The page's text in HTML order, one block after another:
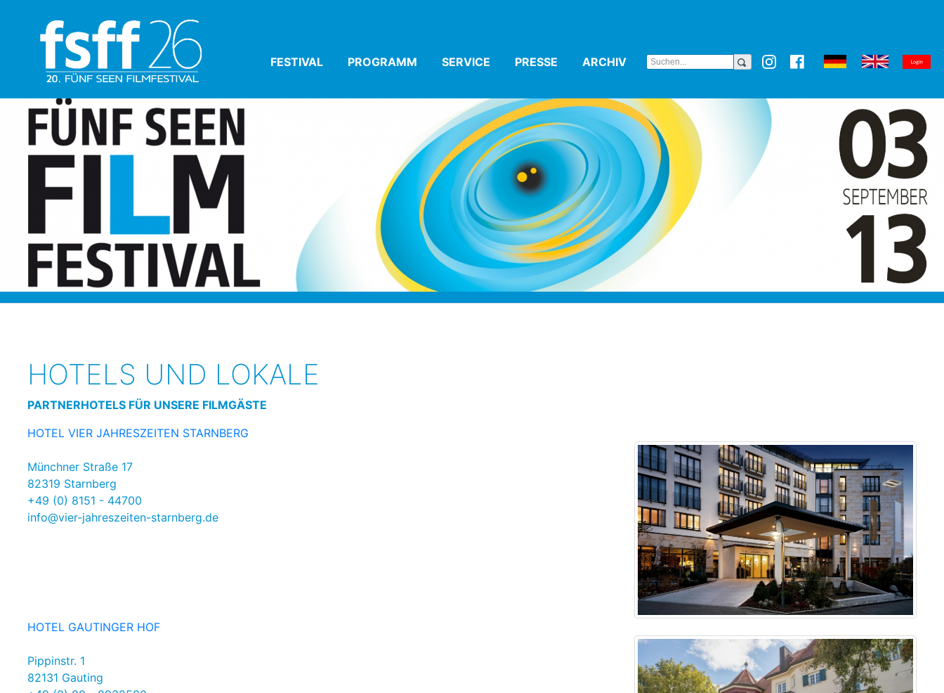
FESTIVAL(CURRENT)
PROGRAMM (CURRENT)
SERVICE (CURRENT)
PRESSE (CURRENT)
ARCHIV (CURRENT)
HOTELS UND LOKALE
PARTNERHOTELS FÜR UNSERE FILMGÄSTE
HOTEL VIER JAHRESZEITEN STARNBERG
Münchner Straße 17
82319 Starnberg
+49 (0) 8151 - 44700
info@vier-jahreszeiten-starnberg.de
HOTEL GAUTINGER HOF
Pippinstr. 1
82131 Gauting